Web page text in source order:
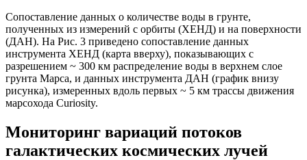
Сопоставление данных о количестве воды в грунте,
полученных из измерений с орбиты (ХЕНД) и на поверхности
(ДАН). На Рис. 3 приведено сопоставление данных
инструмента ХЕНД (карта вверху), показывающих с
разрешением ~ 300 км распределение воды в верхнем слое
грунта Марса, и данных инструмента ДАН (график внизу
рисунка), измеренных вдоль первых ~ 5 км трассы движения
марсохода Curiosity.
Мониторинг вариаций потоков
галактических космических лучей